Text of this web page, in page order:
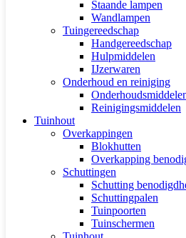
Staande lampen
Wandlampen
Tuingereedschap
Handgereedschap
Hulpmiddelen
IJzerwaren
Onderhoud en reiniging
Reinigingsmiddelen
Tuinhout
Overkappingen
Blokhutten
Overkapping
Schuttingen
Schutting
Schuttingpalen
Tuinpoorten
Tuinschermen